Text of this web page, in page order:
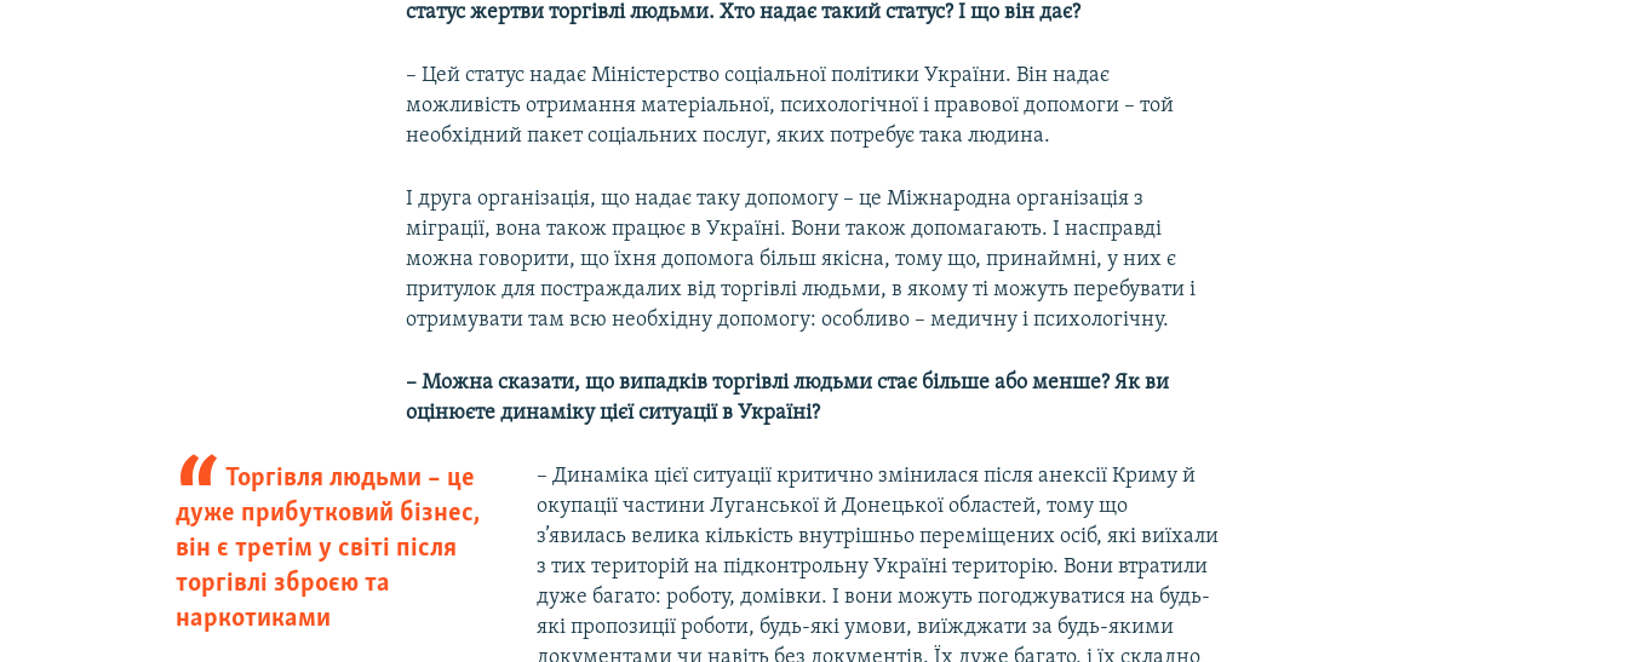
статус жертви торгівлі людьми. Хто надає такий статус? І що він дає?
– Цей статус надає Міністерство соціальної політики України. Він надає
можливість отримання матеріальної, психологічної і правової допомоги – той
необхідний пакет соціальних послуг, яких потребує така людина.
І друга організація, що надає таку допомогу – це Міжнародна організація з
міграції, вона також працює в Україні. Вони також допомагають. І насправді
можна говорити, що їхня допомога більш якісна, тому що, принаймні, у них є
притулок для постраждалих від торгівлі людьми, в якому ті можуть перебувати і
отримувати там всю необхідну допомогу: особливо – медичну і психологічну.
– Можна сказати, що випадків торгівлі людьми стає більше або менше? Як ви
оцінюєте динаміку цієї ситуації в Україні?
Торгівля людьми – це
дуже прибутковий бізнес,
він є третім у світі після
торгівлі зброєю та
наркотиками
– Динаміка цієї ситуації критично змінилася після анексії Криму й
окупації частини Луганської й Донецької областей, тому що
з’явилась велика кількість внутрішньо переміщених осіб, які виїхали
з тих територій на підконтрольну Україні територію. Вони втратили
дуже багато: роботу, домівки. І вони можуть погоджуватися на будь-
які пропозиції роботи, будь-які умови, виїжджати за будь-якими